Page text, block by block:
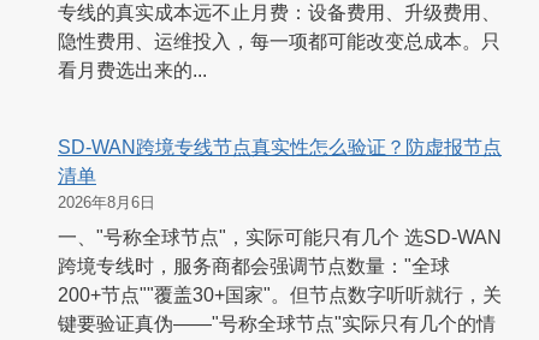
专线的真实成本远不止月费：设备费用、升级费用、
隐性费用、运维投入，每一项都可能改变总成本。只
看月费选出来的...
SD-WAN跨境专线节点真实性怎么验证？防虚报节点
清单
2026年8月6日
一、"号称全球节点"，实际可能只有几个 选SD-WAN
跨境专线时，服务商都会强调节点数量："全球
200+节点""覆盖30+国家"。但节点数字听听就行，关
键要验证真伪——"号称全球节点"实际只有几个的情